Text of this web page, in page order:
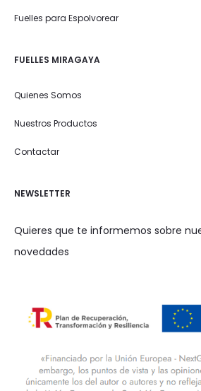
Fuelles para Espolvorear
FUELLES MIRAGAYA
Quienes Somos
Nuestros Productos
Contactar
NEWSLETTER
Quieres que te informemos sobre
novedades